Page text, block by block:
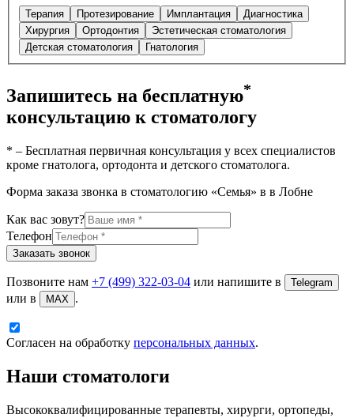
Терапия Протезирование Имплантация
Диагностика
Хирургия
Ортодонтия
Эстетическая стоматология
Детская стоматология
Гнатология
Запишитесь на бесплатную*
консультацию к стоматологу
* – Бесплатная первичная консультация у всех специалистов
кроме гнатолога, ортодонта и детского стоматолога.
Форма заказа звонка в стоматологию «Семья» в в Лобне
Как вас зовут?
Телефон
Заказать звонок
Позвоните нам +7 (499) 322-03-04 или напишите в Telegram
или в MAX .
Согласен на обработку персональных данных.
Наши стоматологи
Высококвалифицированные терапевты, хирурги, ортопеды,